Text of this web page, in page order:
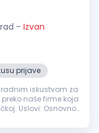
- Izvan
prijave
iskustvom za
naše firme koja
Osnovno